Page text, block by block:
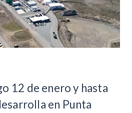
12 de enero y hasta
en Punta